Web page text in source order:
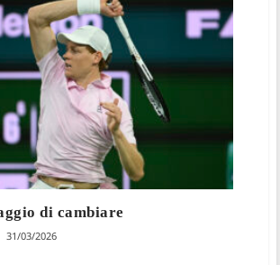
di cambiare
31/03/2026